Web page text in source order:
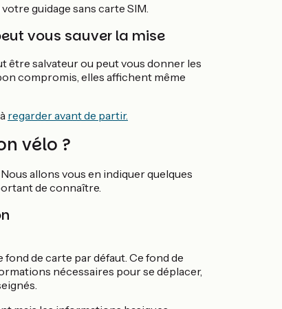
guidage sans carte SIM.
vous sauver la mise
être salvateur ou peut vous donner les
compromis, elles affichent même
regarder avant de partir.
vélo ?
allons vous en indiquer quelques
de connaître.
de carte par défaut. Ce fond de
nécessaires pour se déplacer,